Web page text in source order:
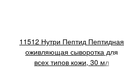
11512 Нутри Пептид Пептидная
оживляющая сыворотка для
всех типов кожи, 30 мл